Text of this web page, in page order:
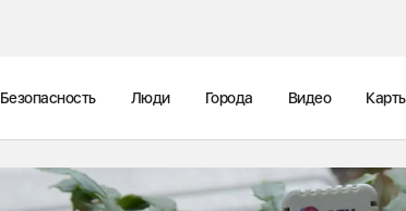
Безопасность Люди Города Видео